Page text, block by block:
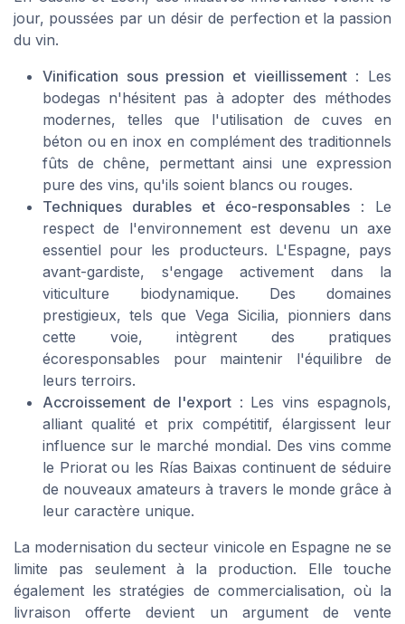
jour, poussées par un désir de perfection et la passion
du vin.
Vinification sous pression et vieillissement: Les
bodegas n'hésitent pas à adopter des méthodes
modernes, telles que l'utilisation de cuves en
béton ou en inox en complément des traditionnels
fûts de chêne, permettant ainsi une expression
pure des vins, qu'ils soient blancs ou rouges.
Techniques durables et éco-responsables : Le
respect de l'environnement est devenu un axe
essentiel pour les producteurs. L'Espagne, pays
avant-gardiste, s'engage activement dans la
viticulture biodynamique. Des domaines
prestigieux, tels que Vega Sicilia, pionniers dans
cette voie, intègrent des pratiques
écoresponsables pour maintenir l'équilibre de
leurs terroirs.
Accroissement de l'export: Les vins espagnols,
alliant qualité et prix compétitif, élargissent leur
influence sur le marché mondial. Des vins comme
le Priorat ou les Rías Baixas continuent de séduire
de nouveaux amateurs à travers le monde grâce à
leur caractère unique.
La modernisation du secteur vinicole en Espagne ne se
limite pas seulement à la production. Elle touche
également les stratégies de commercialisation, où la
livraison offerte devient un argument de vente